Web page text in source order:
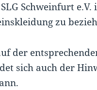
Schweinfurt
zu
der
sich auch der